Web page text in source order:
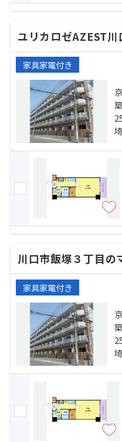
ユリカロゼAZEST川
家具家電付き
川口市飯塚３丁目の
家具家電付き